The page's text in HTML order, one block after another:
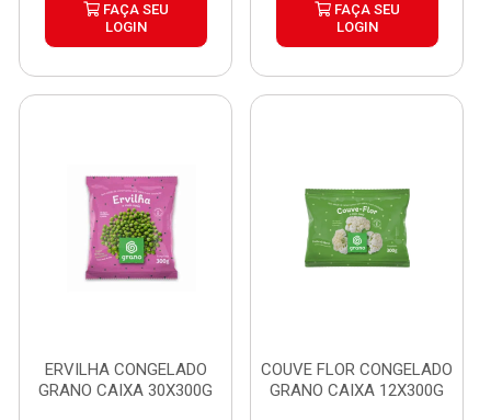
FAÇA SEU
LOGIN
FAÇA SEU
LOGIN
ERVILHA CONGELADO
GRANO CAIXA 30X300G
COUVE FLOR CONGELADO
GRANO CAIXA 12X300G